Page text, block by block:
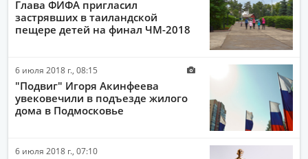
Глава ФИФА пригласил
застрявших в таиландской
пещере детей на финал ЧМ-2018
6 июля 2018 г., 08:15
"Подвиг" Игоря Акинфеева
увековечили в подъезде жилого
дома в Подмосковье
6 июля 2018 г., 07:10